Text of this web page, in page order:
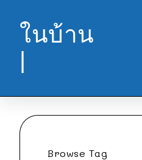
ในบ้าน
|
Browse Tag